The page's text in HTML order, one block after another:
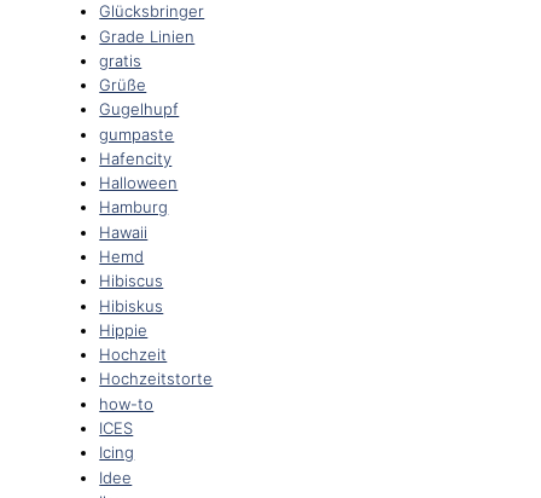
Glücksbringer
Grade Linien
gratis
Grüße
Gugelhupf
gumpaste
Hafencity
Halloween
Hamburg
Hawaii
Hemd
Hibiscus
Hibiskus
Hippie
Hochzeit
Hochzeitstorte
how-to
ICES
Icing
Idee